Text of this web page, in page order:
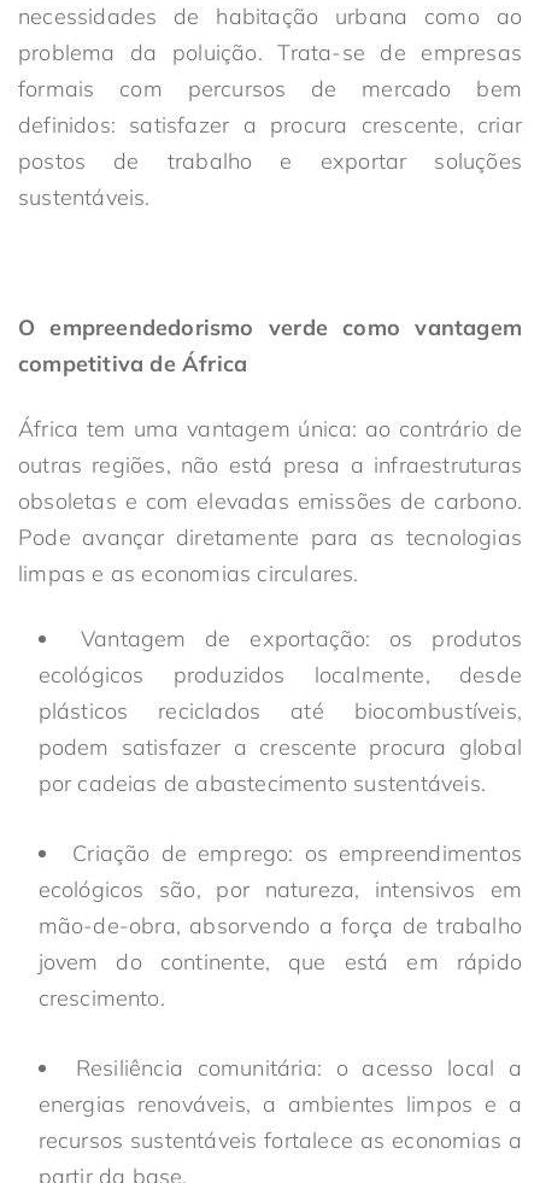
necessidades de habitação urbana como ao
problema da poluição. Trata-se de empresas
formais com percursos de mercado bem
definidos: satisfazer a procura crescente, criar
postos de trabalho e exportar soluções
sustentáveis.
O empreendedorismo verde como vantagem
competitiva de África
África tem uma vantagem única: ao contrário de
outras regiões, não está presa a infraestruturas
obsoletas e com elevadas emissões de carbono.
Pode avançar diretamente para as tecnologias
limpas e as economias circulares.
Vantagem de exportação: os produtos
ecológicos produzidos localmente, desde
plásticos reciclados até biocombustíveis,
podem satisfazer a crescente procura global
por cadeias de abastecimento sustentáveis.
Criação de emprego: os empreendimentos
ecológicos são, por natureza, intensivos em
mão-de-obra, absorvendo a força de trabalho
jovem do continente, que está em rápido
crescimento.
Resiliência comunitária: o acesso local a
energias renováveis, a ambientes limpos e a
recursos sustentáveis fortalece as economias a
partir da base.